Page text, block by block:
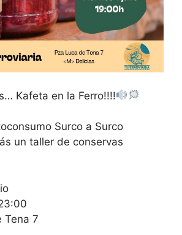
Kafeta en la Ferro!!!!
Surco a Surco
un taller de conservas
Tena 7